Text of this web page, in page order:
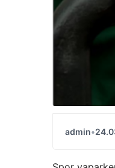
admin•